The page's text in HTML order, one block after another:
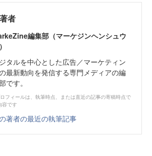
者
編集部（マーケジンヘンシュウ
タルを中心とした広告／マーケティン
最新動向を発信する専門メディアの編
です。
フィールは、執筆時点、または直近の記事の寄稿時点で
容です
著者の最近の執筆記事